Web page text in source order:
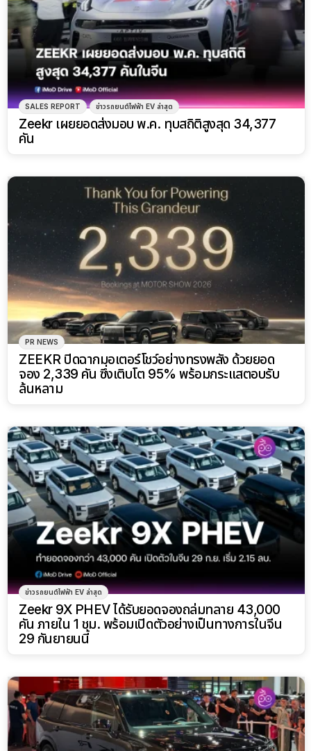
SALES REPORT ข่าวรถยนต์ไฟฟ้า EV ล่าสุด
Zeekr เผยยอดส่งมอบ พ.ค. ทุบสถิติสูงสุด 34,377
คัน
PR NEWS
ZEEKR ปิดฉากมอเตอร์โชว์อย่างทรงพลัง ด้วยยอด
จอง 2,339 คัน ซึ่งเติบโต 95% พร้อมกระแสตอบรับ
ล้นหลาม
ข่าวรถยนต์ไฟฟ้า EV ล่าสุด
Zeekr 9X PHEV ได้รับยอดจองถล่มทลาย 43,000
คัน ภายใน 1 ชม. พร้อมเปิดตัวอย่างเป็นทางการในจีน
29 กันยายนนี้